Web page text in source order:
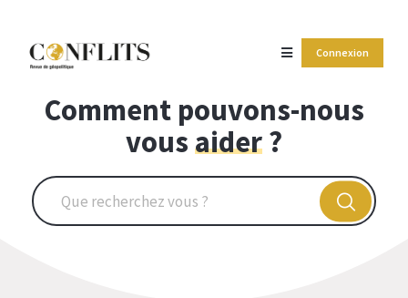
Connexion
Comment pouvons-nous
vousaider?